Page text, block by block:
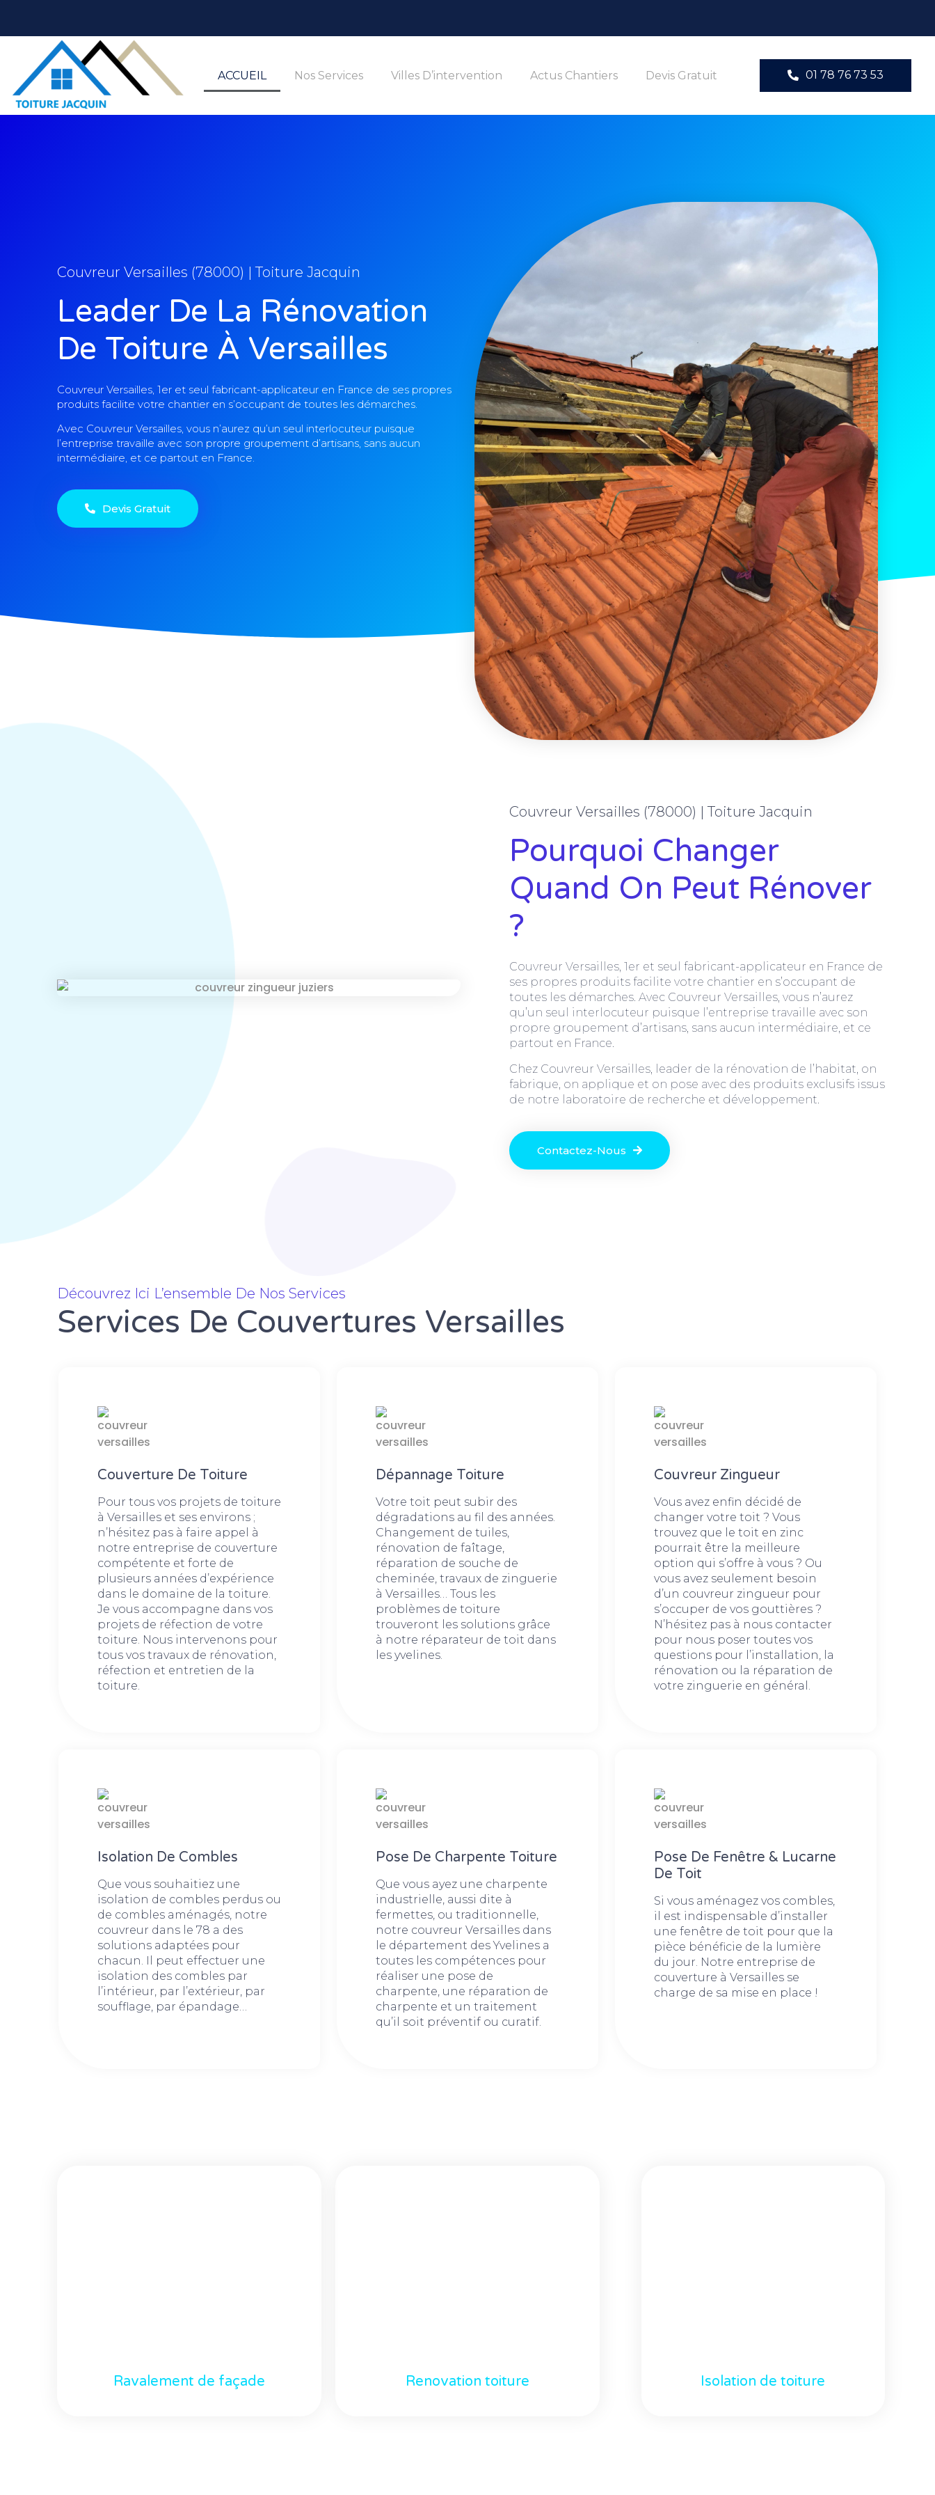
ACCUEIL Nos Services Villes D’intervention Actus Chantiers Devis Gratuit 01 78 76 73 53
Couvreur Versailles (78000) | Toiture Jacquin
Leader De La Rénovation
De Toiture À Versailles
Couvreur Versailles, 1er et seul fabricant-applicateur en France de ses propres
produits facilite votre chantier en s’occupant de toutes les démarches.
Avec Couvreur Versailles, vous n’aurez qu’un seul interlocuteur puisque
l’entreprise travaille avec son propre groupement d’artisans, sans aucun
intermédiaire, et ce partout en France.
Devis Gratuit
Couvreur Versailles (78000) | Toiture Jacquin
Pourquoi Changer
Quand On Peut Rénover
?
Couvreur Versailles, 1er et seul fabricant-applicateur en France de
ses propres produits facilite votre chantier en s’occupant de
toutes les démarches. Avec Couvreur Versailles, vous n’aurez
qu’un seul interlocuteur puisque l’entreprise travaille avec son
propre groupement d’artisans, sans aucun intermédiaire, et ce
partout en France.
Chez Couvreur Versailles, leader de la rénovation de l’habitat, on
fabrique, on applique et on pose avec des produits exclusifs issus
de notre laboratoire de recherche et développement.
Contactez-Nous
Découvrez Ici L’ensemble De Nos Services
Services De Couvertures Versailles
Couverture De Toiture
Pour tous vos projets de toiture
à Versailles et ses environs ;
n’hésitez pas à faire appel à
notre entreprise de couverture
compétente et forte de
plusieurs années d’expérience
dans le domaine de la toiture.
Je vous accompagne dans vos
projets de réfection de votre
toiture. Nous intervenons pour
tous vos travaux de rénovation,
réfection et entretien de la
toiture.
Dépannage Toiture
Votre toit peut subir des
dégradations au fil des années.
Changement de tuiles,
rénovation de faîtage,
réparation de souche de
cheminée, travaux de zinguerie
à Versailles… Tous les
problèmes de toiture
trouveront les solutions grâce
à notre réparateur de toit dans
les yvelines.
Couvreur Zingueur
Vous avez enfin décidé de
changer votre toit ? Vous
trouvez que le toit en zinc
pourrait être la meilleure
option qui s’offre à vous ? Ou
vous avez seulement besoin
d’un couvreur zingueur pour
s’occuper de vos gouttières ?
N’hésitez pas à nous contacter
pour nous poser toutes vos
questions pour l’installation, la
rénovation ou la réparation de
votre zinguerie en général.
Isolation De Combles
Que vous souhaitiez une
isolation de combles perdus ou
de combles aménagés, notre
couvreur dans le 78 a des
solutions adaptées pour
chacun. Il peut effectuer une
isolation des combles par
l’intérieur, par l’extérieur, par
soufflage, par épandage…
Pose De Charpente Toiture
Que vous ayez une charpente
industrielle, aussi dite à
fermettes, ou traditionnelle,
notre couvreur Versailles dans
le département des Yvelines a
toutes les compétences pour
réaliser une pose de
charpente, une réparation de
charpente et un traitement
qu’il soit préventif ou curatif.
Pose De Fenêtre & Lucarne
De Toit
Si vous aménagez vos combles,
il est indispensable d’installer
une fenêtre de toit pour que la
pièce bénéficie de la lumière
du jour. Notre entreprise de
couverture à Versailles se
charge de sa mise en place !
Ravalement de façade Renovation toiture Isolation de toiture